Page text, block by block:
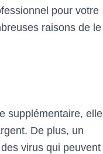
pour votre
raisons de le
supplémentaire, elle
De plus, un
virus qui peuvent